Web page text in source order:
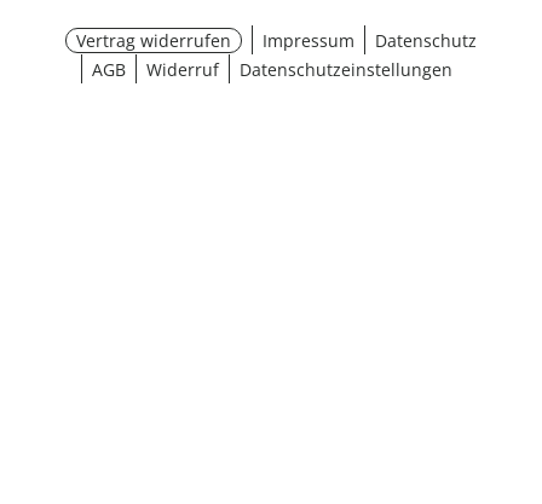
Vertrag widerrufen Impressum
Datenschutz
AGB
Widerruf Datenschutzeinstellungen